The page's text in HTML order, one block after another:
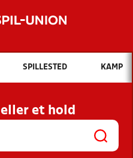
Hvad vil du søge efter?
OG NYHEDER
KLUBBER OG
SPILLESTED KAMP
et hold